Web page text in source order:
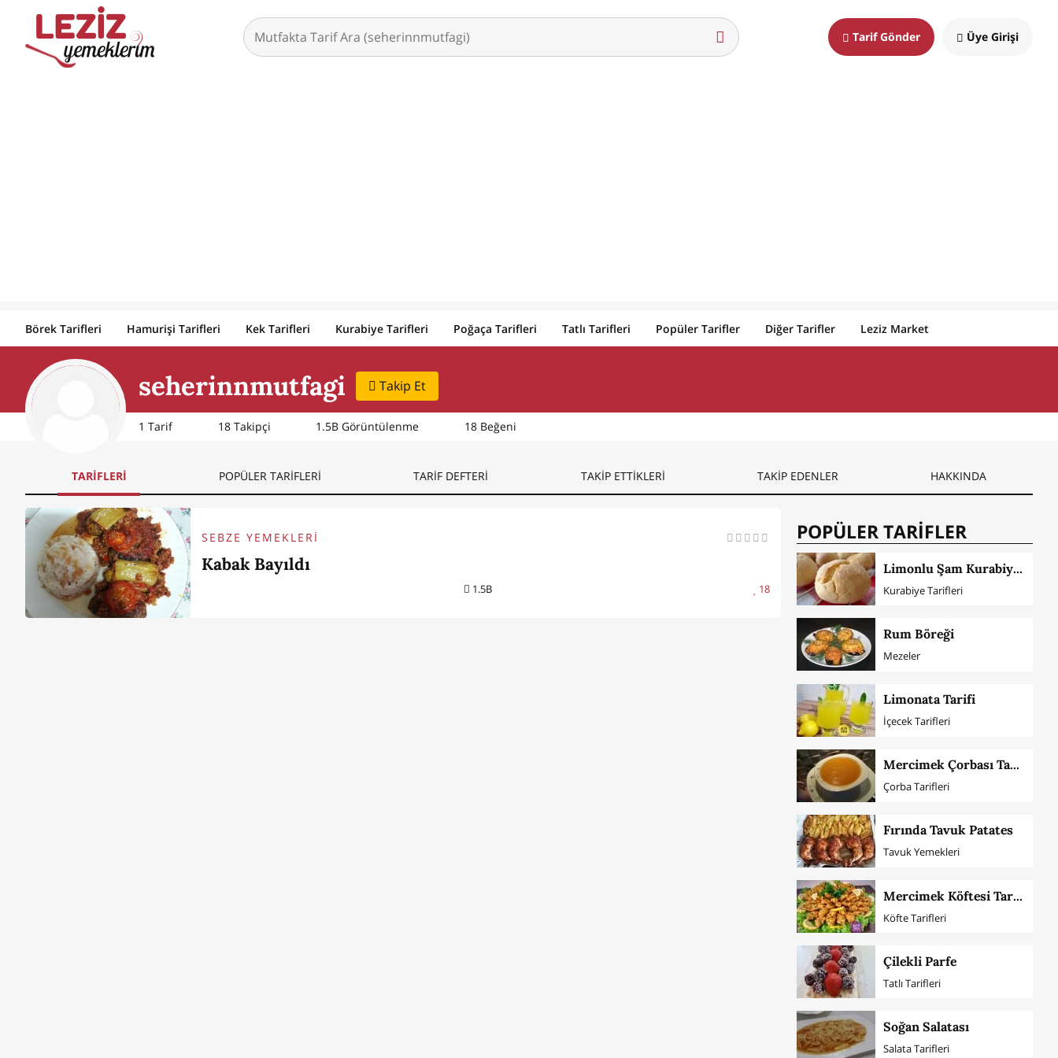
Tarif Gönder Üye Girişi
Börek Tarifleri Hamurişi Tarifleri Kek Tarifleri Kurabiye Tarifleri Poğaça Tarifleri Tatlı Tarifleri Popüler Tarifler Diğer Tarifler Leziz Market
seherinnmutfagi Takip Et
1 Tarif 18Takipçi 1.5B Görüntülenme 18 Beğeni
TARİFLERİ POPÜLER TARİFLERİ TARİF DEFTERİ TAKİP ETTİKLERİ TAKİP EDENLER HAKKINDA
SEBZE YEMEKLERİ
Kabak Bayıldı
1.5B 18
POPÜLER TARİFLER
Limonlu Şam Kurabiyesi
Kurabiye Tarifleri
Rum Böreği
Mezeler
Limonata Tarifi
İçecek Tarifleri
Mercimek Çorbası Tarifi
Çorba Tarifleri
Fırında Tavuk Patates
Tavuk Yemekleri
Mercimek Köftesi Tarifi
Köfte Tarifleri
Çilekli Parfe
Tatlı Tarifleri
Soğan Salatası
Salata Tarifleri